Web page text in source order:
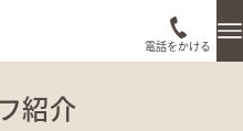
電話をかける
紹介